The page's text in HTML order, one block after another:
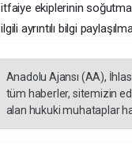
itfaiye ekiplerinin soğutma
ilgili ayrıntılı bilgi
Anadolu Ajansı (AA),
tüm haberler, sitemizin
alan hukuki muhataplar